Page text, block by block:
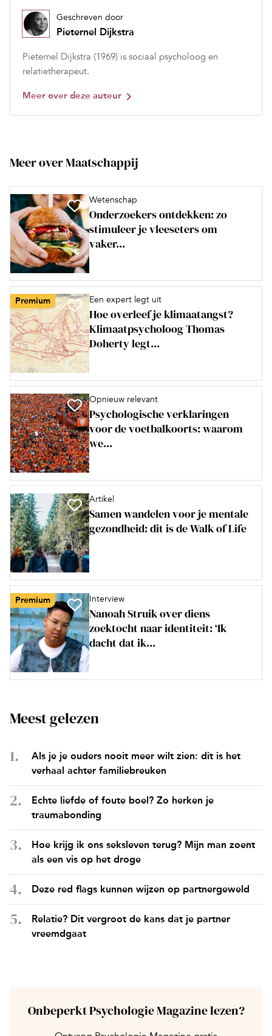
Geschreven door
Pieternel Dijkstra
Pieternel Dijkstra (1969) is sociaal psycholoog en
relatietherapeut.
Meer over deze auteur
Meer over Maatschappij
Wetenschap
Onderzoekers ontdekken: zo
stimuleer je vleeseters om
vaker...
Premium Een expert legt uit
Hoe overleef je klimaatangst?
Klimaatpsycholoog Thomas
Doherty legt...
Opnieuw relevant
Psychologische verklaringen
voor de voetbalkoorts: waarom
we...
Artikel
Samen wandelen voor je mentale
gezondheid: dit is de Walk of Life
Premium Interview
Nanoah Struik over diens
zoektocht naar identiteit: ‘Ik
dacht dat ik...
Meest gelezen
Als je je ouders nooit meer wilt zien: dit is het
verhaal achter familiebreuken
Echte liefde of foute boel? Zo herken je
traumabonding
Hoe krijg ik ons seksleven terug? Mijn man zoent
als een vis op het droge
Deze red flags kunnen wijzen op partnergeweld
Relatie? Dit vergroot de kans dat je partner
vreemdgaat
Onbeperkt Psychologie Magazine lezen?